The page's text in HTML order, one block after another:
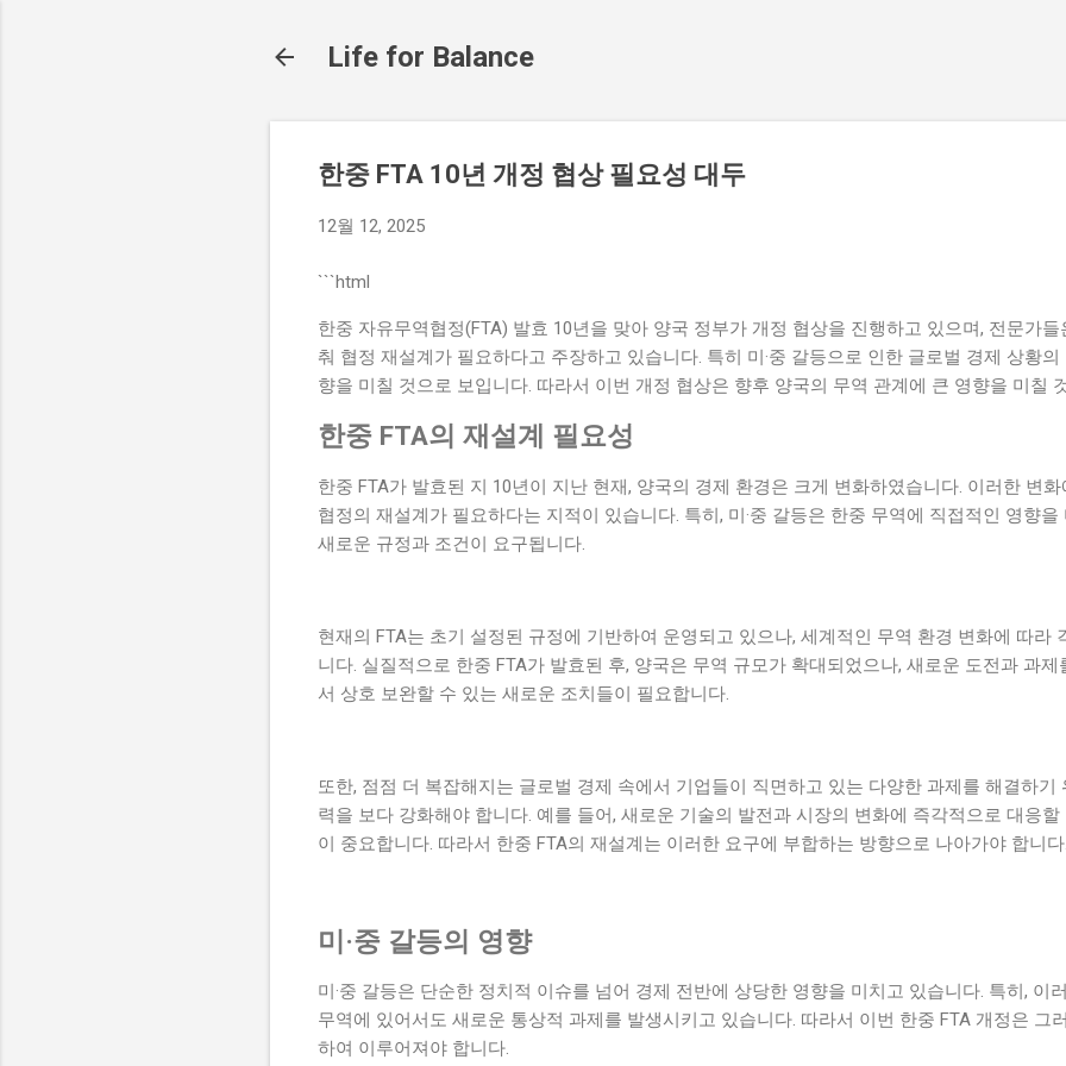
Life for Balance
한중 FTA 10년 개정 협상 필요성 대두
12월 12, 2025
```html
한중 자유무역협정(FTA) 발효 10년을 맞아 양국 정부가 개정 협상을 진행하고 있으며, 전문가
춰 협정 재설계가 필요하다고 주장하고 있습니다. 특히 미·중 갈등으로 인한 글로벌 경제 상황
향을 미칠 것으로 보입니다. 따라서 이번 개정 협상은 향후 양국의 무역 관계에 큰 영향을 미칠
한중 FTA의 재설계 필요성
한중 FTA가 발효된 지 10년이 지난 현재, 양국의 경제 환경은 크게 변화하였습니다. 이러한 변
협정의 재설계가 필요하다는 지적이 있습니다. 특히, 미·중 갈등은 한중 무역에 직접적인 영향
새로운 규정과 조건이 요구됩니다.
현재의 FTA는 초기 설정된 규정에 기반하여 운영되고 있으나, 세계적인 무역 환경 변화에 따라
니다. 실질적으로 한중 FTA가 발효된 후, 양국은 무역 규모가 확대되었으나, 새로운 도전과 과
서 상호 보완할 수 있는 새로운 조치들이 필요합니다.
또한, 점점 더 복잡해지는 글로벌 경제 속에서 기업들이 직면하고 있는 다양한 과제를 해결하기
력을 보다 강화해야 합니다. 예를 들어, 새로운 기술의 발전과 시장의 변화에 즉각적으로 대응
이 중요합니다. 따라서 한중 FTA의 재설계는 이러한 요구에 부합하는 방향으로 나아가야 합니
미·중 갈등의 영향
미·중 갈등은 단순한 정치적 이슈를 넘어 경제 전반에 상당한 영향을 미치고 있습니다. 특히, 이
무역에 있어서도 새로운 통상적 과제를 발생시키고 있습니다. 따라서 이번 한중 FTA 개정은 그
하여 이루어져야 합니다.